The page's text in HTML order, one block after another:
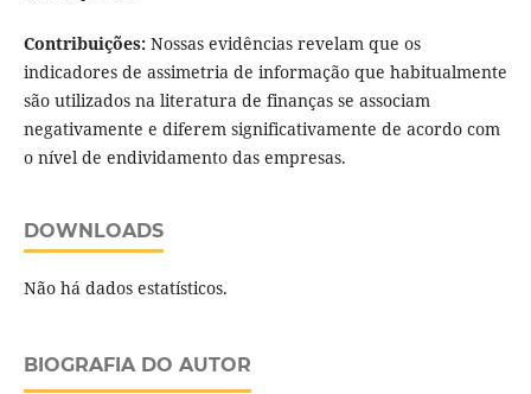
Contribuições: Nossas evidências revelam que os
indicadores de assimetria de informação que habitualmente
são utilizados na literatura de finanças se associam
negativamente e diferem significativamente de acordo com
o nível de endividamento das empresas.
DOWNLOADS
Não há dados estatísticos.
BIOGRAFIA DO AUTOR